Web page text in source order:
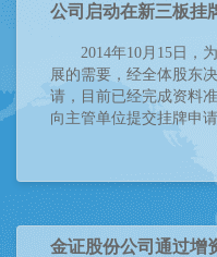
公司启动在新三板挂
2014年10月15日，
展的需要，经全体股东
请，目前已经完成资料
向主管单位提交挂牌申
金证股份公司通过增